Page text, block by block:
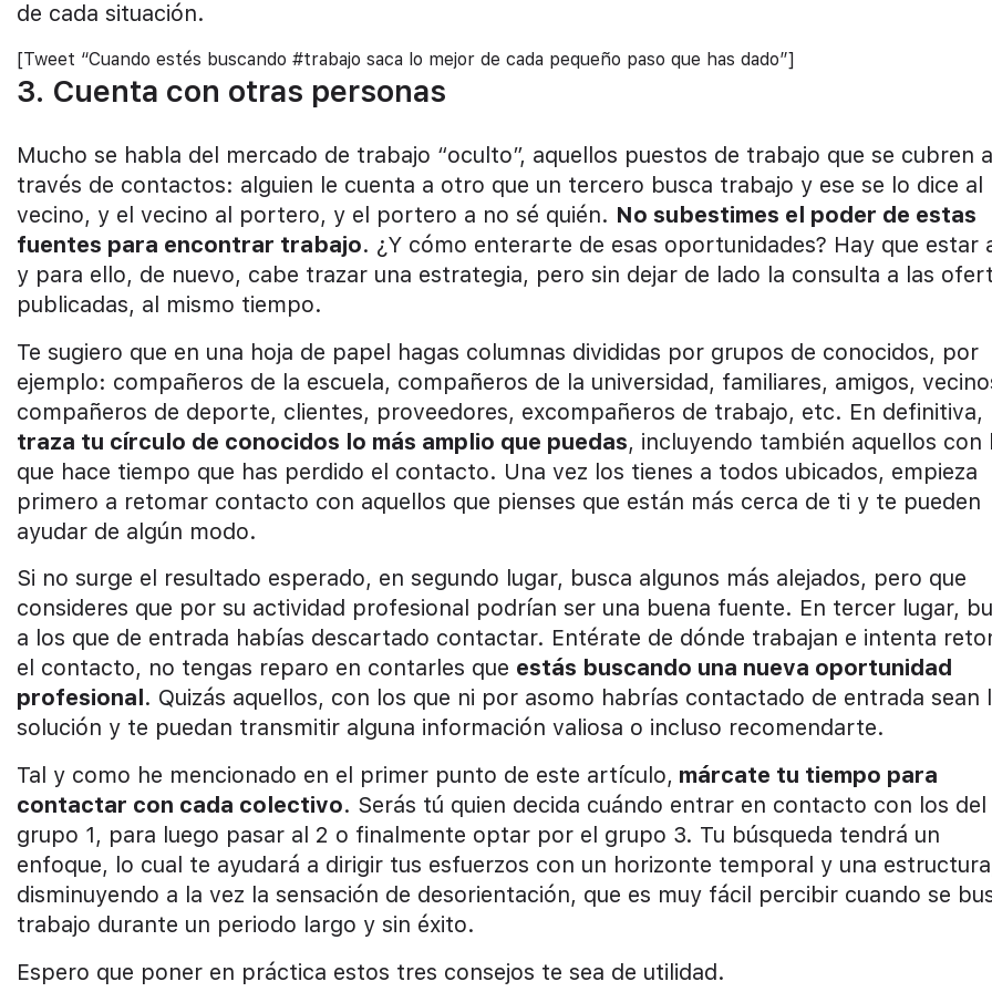
de cada situación.
[Tweet “Cuando estés buscando #trabajo saca lo mejor de cada pequeño paso que has dado”]
3. Cuenta con otras personas
Mucho se habla del mercado de trabajo “oculto”, aquellos puestos de trabajo que se cubren a
través de contactos: alguien le cuenta a otro que un tercero busca trabajo y ese se lo dice al
vecino, y el vecino al portero, y el portero a no sé quién. No subestimes el poder de estas
fuentes para encontrar trabajo. ¿Y cómo enterarte de esas oportunidades? Hay que estar
y para ello, de nuevo, cabe trazar una estrategia, pero sin dejar de lado la consulta a las
publicadas, al mismo tiempo.
Te sugiero que en una hoja de papel hagas columnas divididas por grupos de conocidos, por
ejemplo: compañeros de la escuela, compañeros de la universidad, familiares, amigos,
compañeros de deporte, clientes, proveedores, excompañeros de trabajo, etc. En definitiva,
traza tu círculo de conocidos lo más amplio que puedas, incluyendo también aquellos con
que hace tiempo que has perdido el contacto. Una vez los tienes a todos ubicados, empieza
primero a retomar contacto con aquellos que pienses que están más cerca de ti y te pueden
ayudar de algún modo.
Si no surge el resultado esperado, en segundo lugar, busca algunos más alejados, pero que
consideres que por su actividad profesional podrían ser una buena fuente. En tercer lugar,
a los que de entrada habías descartado contactar. Entérate de dónde trabajan e intenta
el contacto, no tengas reparo en contarles que estás buscando una nueva oportunidad
profesional . Quizás aquellos, con los que ni por asomo habrías contactado de entrada sean
solución y te puedan transmitir alguna información valiosa o incluso recomendarte.
Tal y como he mencionado en el primer punto de este artículo, márcate tu tiempo para
contactar con cada colectivo. Serás tú quien decida cuándo entrar en contacto con los del
grupo 1, para luego pasar al 2 o finalmente optar por el grupo 3. Tu búsqueda tendrá un
enfoque, lo cual te ayudará a dirigir tus esfuerzos con un horizonte temporal y una
disminuyendo a la vez la sensación de desorientación, que es muy fácil percibir cuando se
trabajo durante un periodo largo y sin éxito.
Espero que poner en práctica estos tres consejos te sea de utilidad.